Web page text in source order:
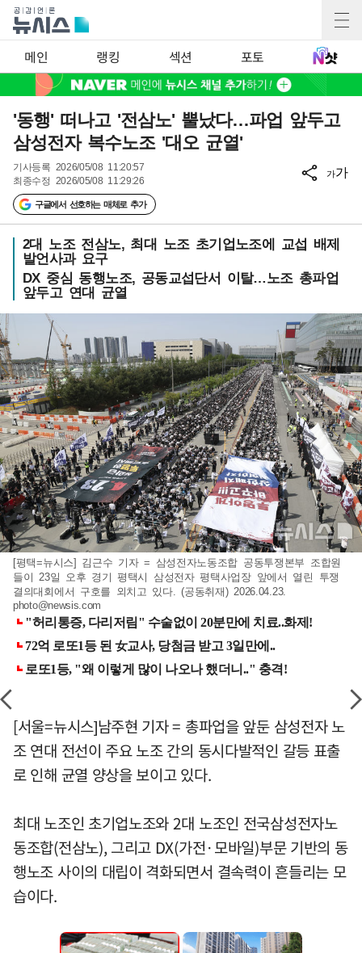
메인 랭킹 섹션 포토
'동행' 떠나고 '전삼노' 뿔났다…파업 앞두고
삼성전자 복수노조 '대오 균열'
기사등록 2026/05/08 11:20:57
최종수정 2026/05/08 11:29:26
구글에서 선호하는 매체로 추가
가가
2대 노조 전삼노, 최대 노조 초기업노조에 교섭 배제
발언사과 요구
DX 중심 동행노조, 공동교섭단서 이탈…노조 총파업
앞두고 연대 균열
[평택=뉴시스] 김근수 기자 = 삼성전자노동조합 공동투쟁본부 조합원
들이 23일 오후 경기 평택시 삼성전자 평택사업장 앞에서 열린 투쟁
결의대회에서 구호를 외치고 있다. (공동취재) 2026.04.23.
photo@newsis.com
[서울=뉴시스]남주현 기자 = 총파업을 앞둔 삼성전자 노
조 연대 전선이 주요 노조 간의 동시다발적인 갈등 표출
로 인해 균열 양상을 보이고 있다.
최대 노조인 초기업노조와 2대 노조인 전국삼성전자노
동조합(전삼노), 그리고 DX(가전·모바일)부문 기반의 동
행노조 사이의 대립이 격화되면서 결속력이 흔들리는 모
습이다.